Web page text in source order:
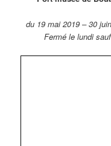
du 19 mai 2019 – 30
Fermé le lundi